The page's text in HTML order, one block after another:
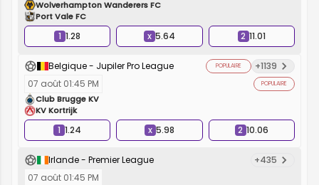
Wolverhampton Wanderers FC
Port Vale FC
1 1.28 x 5.64 2 11.01
Belgique - Jupiler Pro League POPULAIRE
+1139
07 août 01:45 PM
POPULAIRE
Club Brugge KV
KV Kortrijk
1 1.24 x 5.98 2 10.06
Irlande - Premier League
+435
07 août 01:45 PM